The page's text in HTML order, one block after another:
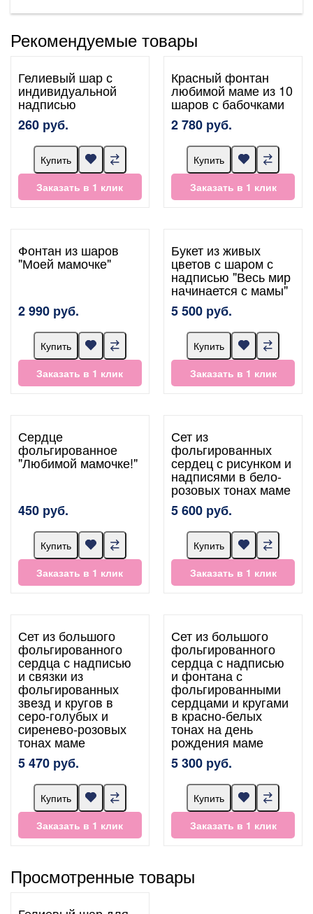
Рекомендуемые товары
Гелиевый шар с
индивидуальной
надписью
260 руб.
Купить
Заказать в 1 клик
Красный фонтан
любимой маме из 10
шаров с бабочками
2 780 руб.
Купить
Заказать в 1 клик
Фонтан из шаров
"Моей мамочке"
2 990 руб.
Купить
Заказать в 1 клик
Букет из живых
цветов с шаром с
надписью "Весь мир
начинается с мамы"
5 500 руб.
Купить
Заказать в 1 клик
Сердце
фольгированное
"Любимой мамочке!"
450 руб.
Купить
Заказать в 1 клик
Сет из
фольгированных
сердец с рисунком и
надписями в бело-
розовых тонах маме
5 600 руб.
Купить
Заказать в 1 клик
Сет из большого
фольгированного
сердца с надписью
и связки из
фольгированных
звезд и кругов в
серо-голубых и
сиренево-розовых
тонах маме
5 470 руб.
Купить
Заказать в 1 клик
Сет из большого
фольгированного
сердца с надписью
и фонтана с
фольгированными
сердцами и кругами
в красно-белых
тонах на день
рождения маме
5 300 руб.
Купить
Заказать в 1 клик
Просмотренные товары